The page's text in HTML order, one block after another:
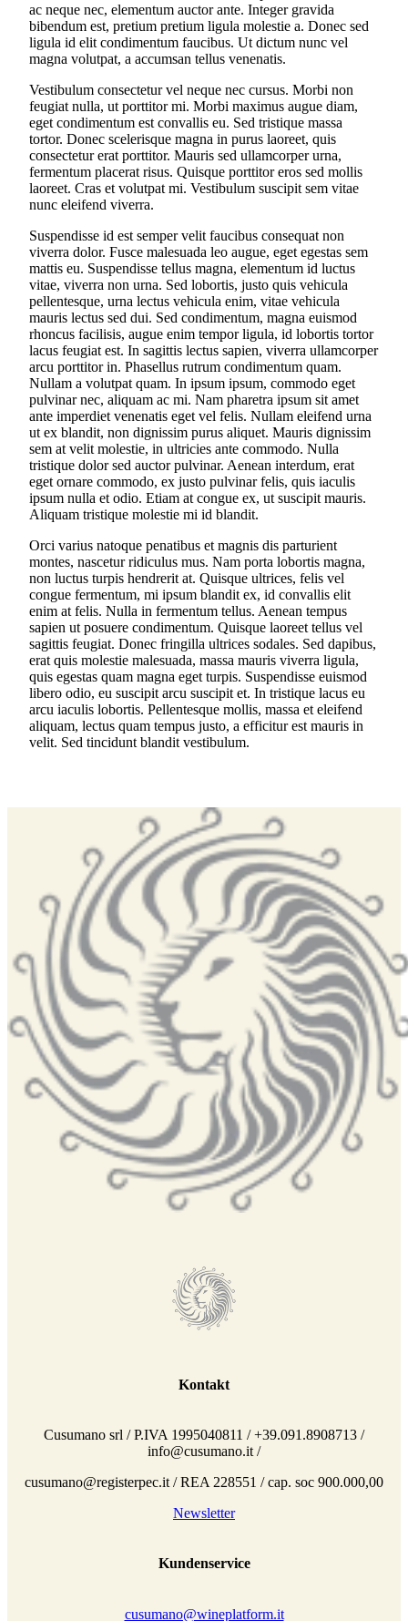
ac neque nec, elementum auctor ante. Integer gravida
bibendum est, pretium pretium ligula molestie a. Donec sed
ligula id elit condimentum faucibus. Ut dictum nunc vel
magna volutpat, a accumsan tellus venenatis.
Vestibulum consectetur vel neque nec cursus. Morbi non
feugiat nulla, ut porttitor mi. Morbi maximus augue diam,
eget condimentum est convallis eu. Sed tristique massa
tortor. Donec scelerisque magna in purus laoreet, quis
consectetur erat porttitor. Mauris sed ullamcorper urna,
fermentum placerat risus. Quisque porttitor eros sed mollis
laoreet. Cras et volutpat mi. Vestibulum suscipit sem vitae
nunc eleifend viverra.
Suspendisse id est semper velit faucibus consequat non
viverra dolor. Fusce malesuada leo augue, eget egestas sem
mattis eu. Suspendisse tellus magna, elementum id luctus
vitae, viverra non urna. Sed lobortis, justo quis vehicula
pellentesque, urna lectus vehicula enim, vitae vehicula
mauris lectus sed dui. Sed condimentum, magna euismod
rhoncus facilisis, augue enim tempor ligula, id lobortis tortor
lacus feugiat est. In sagittis lectus sapien, viverra ullamcorper
arcu porttitor in. Phasellus rutrum condimentum quam.
Nullam a volutpat quam. In ipsum ipsum, commodo eget
pulvinar nec, aliquam ac mi. Nam pharetra ipsum sit amet
ante imperdiet venenatis eget vel felis. Nullam eleifend urna
ut ex blandit, non dignissim purus aliquet. Mauris dignissim
sem at velit molestie, in ultricies ante commodo. Nulla
tristique dolor sed auctor pulvinar. Aenean interdum, erat
eget ornare commodo, ex justo pulvinar felis, quis iaculis
ipsum nulla et odio. Etiam at congue ex, ut suscipit mauris.
Aliquam tristique molestie mi id blandit.
Orci varius natoque penatibus et magnis dis parturient
montes, nascetur ridiculus mus. Nam porta lobortis magna,
non luctus turpis hendrerit at. Quisque ultrices, felis vel
congue fermentum, mi ipsum blandit ex, id convallis elit
enim at felis. Nulla in fermentum tellus. Aenean tempus
sapien ut posuere condimentum. Quisque laoreet tellus vel
sagittis feugiat. Donec fringilla ultrices sodales. Sed dapibus,
erat quis molestie malesuada, massa mauris viverra ligula,
quis egestas quam magna eget turpis. Suspendisse euismod
libero odio, eu suscipit arcu suscipit et. In tristique lacus eu
arcu iaculis lobortis. Pellentesque mollis, massa et eleifend
aliquam, lectus quam tempus justo, a efficitur est mauris in
velit. Sed tincidunt blandit vestibulum.
Kontakt
Cusumano srl / P.IVA 1995040811 / +39.091.8908713 /
info@cusumano.it /
cusumano@registerpec.it / REA 228551 / cap. soc 900.000,00
Newsletter
Kundenservice
cusumano@wineplatform.it